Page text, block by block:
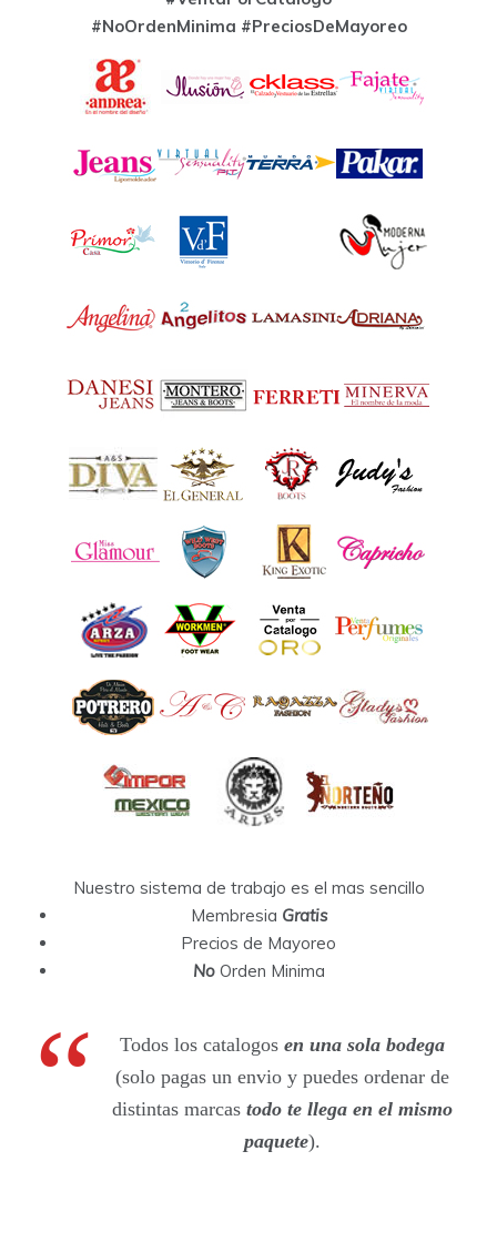
#NoOrdenMinima #PreciosDeMayoreo
Nuestro sistema de trabajo es el mas sencillo
Membresia Gratis
Precios de Mayoreo
NoOrden Minima
Todos los catalogos en una sola bodega
(solo pagas un envio y puedes ordenar de
distintas marcastodo te llega en el mismo
paquete).